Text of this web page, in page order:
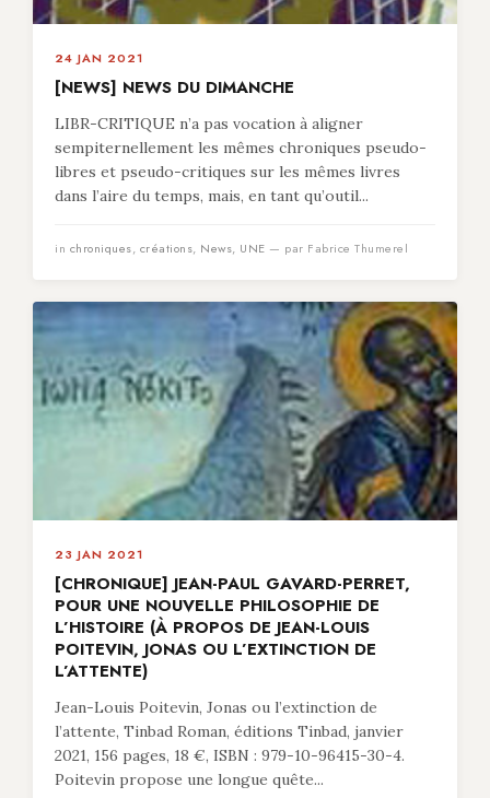
24 JAN 2021
[NEWS] NEWS DU DIMANCHE
LIBR-CRITIQUE n’a pas vocation à aligner
sempiternellement les mêmes chroniques pseudo-
libres et pseudo-critiques sur les mêmes livres
dans l’aire du temps, mais, en tant qu’outil...
in chroniques, créations, News, UNE — par Fabrice Thumerel
23 JAN 2021
[CHRONIQUE] JEAN-PAUL GAVARD-PERRET,
POUR UNE NOUVELLE PHILOSOPHIE DE
L’HISTOIRE (À PROPOS DE JEAN-LOUIS
POITEVIN, JONAS OU L’EXTINCTION DE
L’ATTENTE)
Jean-Louis Poitevin, Jonas ou l’extinction de
l’attente, Tinbad Roman, éditions Tinbad, janvier
2021, 156 pages, 18 €, ISBN : 979-10-96415-30-4.
Poitevin propose une longue quête...